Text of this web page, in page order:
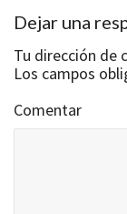
Dejar una
Tu dirección de
Los campos
Comentar